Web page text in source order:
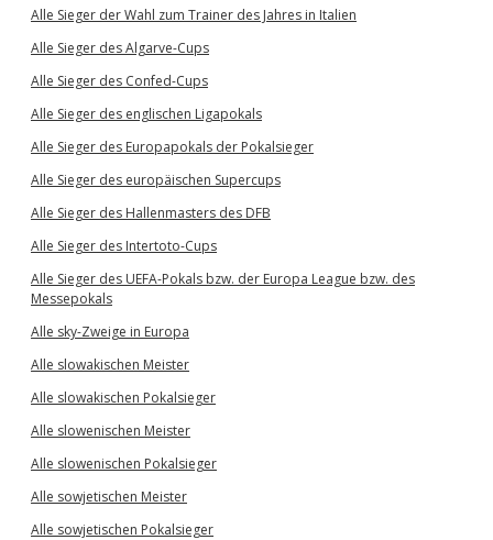
Alle Sieger der Wahl zum Trainer des Jahres in Italien
Alle Sieger des Algarve-Cups
Alle Sieger des Confed-Cups
Alle Sieger des englischen Ligapokals
Alle Sieger des Europapokals der Pokalsieger
Alle Sieger des europäischen Supercups
Alle Sieger des Hallenmasters des DFB
Alle Sieger des Intertoto-Cups
Alle Sieger des UEFA-Pokals bzw. der Europa League bzw. des
Messepokals
Alle sky-Zweige in Europa
Alle slowakischen Meister
Alle slowakischen Pokalsieger
Alle slowenischen Meister
Alle slowenischen Pokalsieger
Alle sowjetischen Meister
Alle sowjetischen Pokalsieger